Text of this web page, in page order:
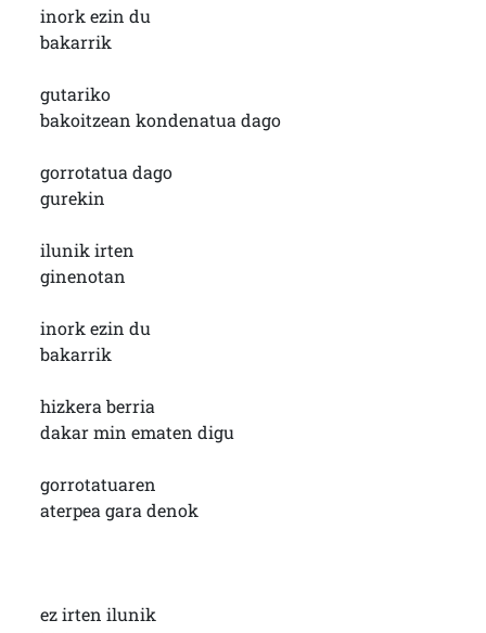
inork ezin du
bakarrik
gutariko
bakoitzean kondenatua dago
gorrotatua dago
gurekin
ilunik irten
ginenotan
inork ezin du
bakarrik
hizkera berria
dakar min ematen digu
gorrotatuaren
aterpea gara denok
ez irten ilunik